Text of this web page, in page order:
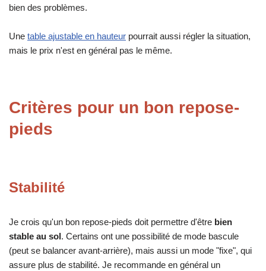
bien des problèmes.
Une table ajustable en hauteur pourrait aussi régler la situation,
mais le prix n'est en général pas le même.
Critères pour un bon repose-
pieds
Stabilité
Je crois qu'un bon repose-pieds doit permettre d'être bien
stable au sol. Certains ont une possibilité de mode bascule
(peut se balancer avant-arrière), mais aussi un mode "fixe", qui
assure plus de stabilité. Je recommande en général un